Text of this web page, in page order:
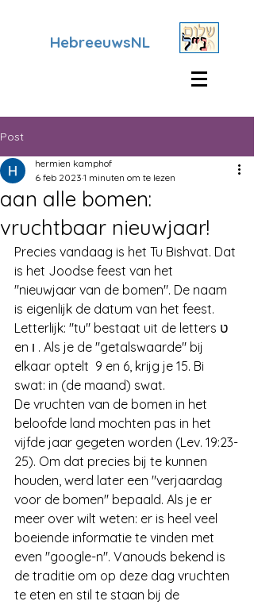
HebreeuwsNL
Post
aan alle bomen:
vruchtbaar nieuwjaar!
hermien kamphof
6 feb 2023 1 minuten om te lezen
Precies vandaag is het Tu Bishvat. Dat
is het Joodse feest van het
"nieuwjaar van de bomen". De naam
is eigenlijk de datum van het feest.
Letterlijk: "tu" bestaat uit de letters ט
en ו . Als je de "getalswaarde" bij
elkaar optelt  9 en 6, krijg je 15. Bi
swat: in (de maand) swat.
De vruchten van de bomen in het
beloofde land mochten pas in het
vijfde jaar gegeten worden (Lev. 19:23-
25). Om dat precies bij te kunnen
houden, werd later een "verjaardag
voor de bomen" bepaald. Als je er
meer over wilt weten: er is heel veel
boeiende informatie te vinden met
even "google-n". Vanouds bekend is
de traditie om op deze dag vruchten
te eten en stil te staan bij de